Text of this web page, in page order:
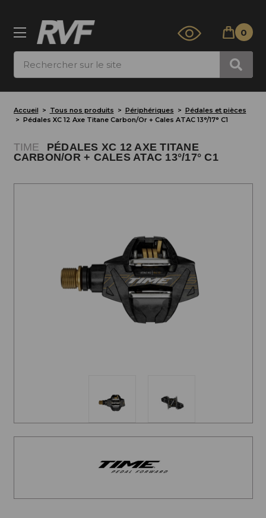
0
Accueil Tous nos produits Périphériques
Pédales et pièces
Pédales XC 12 Axe Titane Carbon/Or + Cales ATAC 13°/17° C1
TIME
PÉDALES XC 12 AXE TITANE
CARBON/OR + CALES ATAC 13°/17° C1